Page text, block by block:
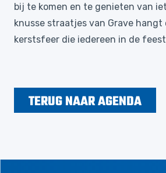
bij te komen en te genieten van
knusse straatjes van Grave hangt
kerstsfeer die iedereen in de
TERUG NAAR AGENDA